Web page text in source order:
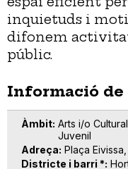
inquietuds i
difonem
públic.
Informació
Àmbit Arts i/o Cultural
Juvenil
Adreça Plaça Eivissa,
Districte i barri *